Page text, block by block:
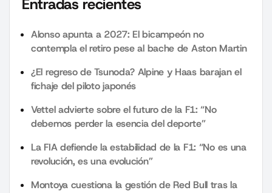
Entradas recientes
Alonso apunta a 2027: El bicampeón no
contempla el retiro pese al bache de Aston Martin
¿El regreso de Tsunoda? Alpine y Haas barajan el
fichaje del piloto japonés
Vettel advierte sobre el futuro de la F1: “No
debemos perder la esencia del deporte”
La FIA defiende la estabilidad de la F1: “No es una
revolución, es una evolución”
Montoya cuestiona la gestión de Red Bull tras la